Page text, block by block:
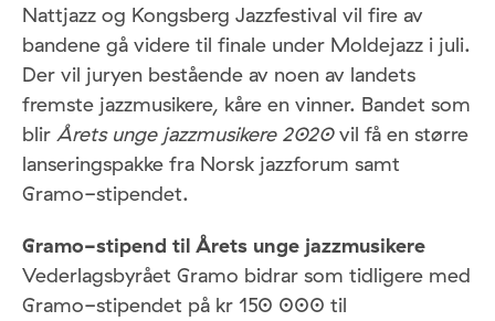
Nattjazz og Kongsberg Jazzfestival vil fire av
bandene gå videre til finale under Moldejazz i juli.
Der vil juryen bestående av noen av landets
fremste jazzmusikere, kåre en vinner. Bandet som
blir Årets unge jazzmusikere 2020vil få en større
lanseringspakke fra Norsk jazzforum samt
Gramo-stipendet.
Gramo-stipend til Årets unge jazzmusikere
Vederlagsbyrået Gramo bidrar som tidligere med
Gramo-stipendet på kr 150 000 til